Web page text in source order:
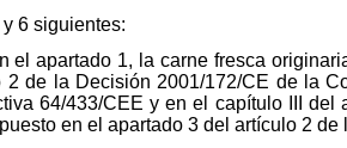
6 siguientes:
el apartado 1, la carne fresca
2 de la Decisión 2001/172/CE de la
64/433/CEE y en el capítulo III
en el apartado 3 del artículo 2